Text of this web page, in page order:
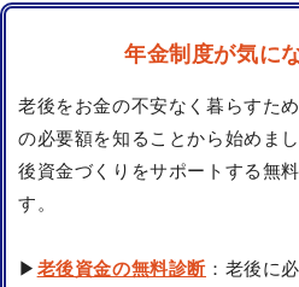
年金制度が気に
老後をお金の不安なく暮らすた
の必要額を知ることから始めま
後資金づくりをサポートする無
す。
▶ 老後資金の無料診断 ：老後に